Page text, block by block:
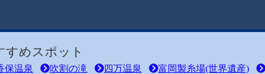
すめスポット
保温泉 吹割の滝 四万温泉 富岡製糸場(世界遺産)